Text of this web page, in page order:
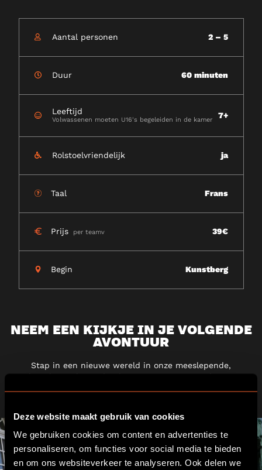
Deze website maakt gebruik van cookies
We gebruiken cookies om content en advertenties te
personaliseren, om functies voor social media te bieden
en om ons websiteverkeer te analyseren. Ook delen we
Aantal personen 2 – 5
Duur 60 minuten
Leeftijd
Volwassenen moeten U16's begeleiden in de kamer 7+
Rolstoelvriendelijk ja
Taal Frans
Prijsper teamv 39€
Begin Kunstberg
NEEM EEN KIJKJE IN JE VOLGENDE
AVONTUUR
Stap in een nieuwe wereld in onze meeslepende,
adrenalineverhogende 5* escape rooms. Bereid je voor